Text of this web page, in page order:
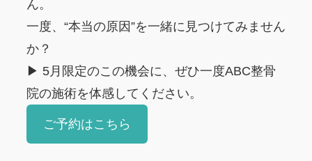
ん。
一度、“本当の原因”を一緒に見つけてみません
か？
▶ 5月限定のこの機会に、ぜひ一度ABC整骨
院の施術を体感してください。
ご予約はこちら